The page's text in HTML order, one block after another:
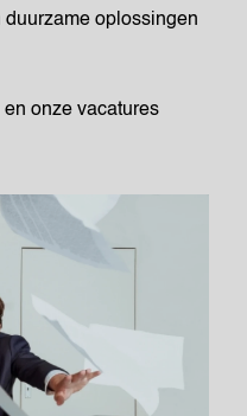
oplossingen
onze vacatures